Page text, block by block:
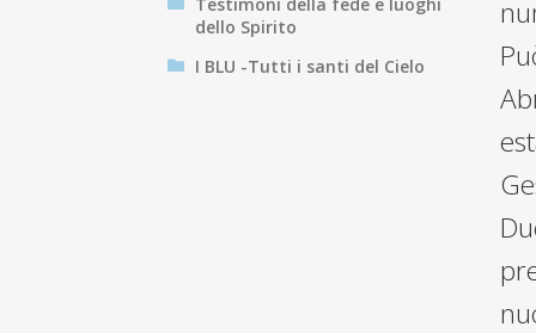
dello Spirito
I BLU -Tutti i santi del Cielo